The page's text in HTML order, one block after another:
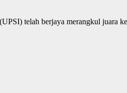
telah berjaya merangkul juara